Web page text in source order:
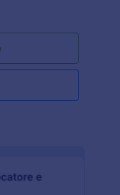
risposta.